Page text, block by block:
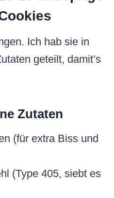
Ich hab sie in
geteilt, damit’s
Zutaten
(für extra Biss und
(Type 405, siebt es